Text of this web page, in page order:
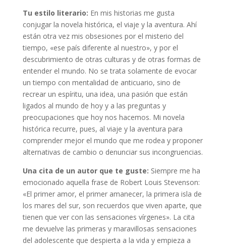
Tu estilo literario: En mis historias me gusta
conjugar la novela histórica, el viaje y la aventura. Ahí
están otra vez mis obsesiones por el misterio del
tiempo, «ese país diferente al nuestro», y por el
descubrimiento de otras culturas y de otras formas de
entender el mundo. No se trata solamente de evocar
un tiempo con mentalidad de anticuario, sino de
recrear un espíritu, una idea, una pasión que están
ligados al mundo de hoy y a las preguntas y
preocupaciones que hoy nos hacemos. Mi novela
histórica recurre, pues, al viaje y la aventura para
comprender mejor el mundo que me rodea y proponer
alternativas de cambio o denunciar sus incongruencias.
Una cita de un autor que te guste: Siempre me ha
emocionado aquella frase de Robert Louis Stevenson:
«El primer amor, el primer amanecer, la primera isla de
los mares del sur, son recuerdos que viven aparte, que
tienen que ver con las sensaciones vírgenes». La cita
me devuelve las primeras y maravillosas sensaciones
del adolescente que despierta a la vida y empieza a